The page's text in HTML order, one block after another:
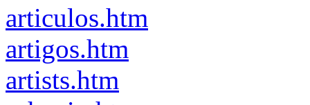
articulos.htm
artigos.htm
artists.htm